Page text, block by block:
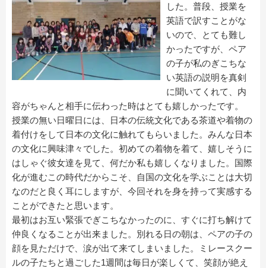
した。普段、授業を
英語で訳すことがな
いので、とても難し
かったですが、ペア
の子が私のぎこちな
い英語の説明を真剣
に聞いてくれて、内
容がちゃんと相手に伝わった時はとても嬉しかったです。
授業の無い日曜日には、日本の伝統文化である茶道や着物の
着付けをして日本の文化に触れてもらいました。みんな日本
の文化に興味津々でした。初めての着物を着て、嬉しそうに
はしゃぐ彼女達を見て、何だか私も嬉しくなりました。国際
化が進むこの時代だからこそ、自国の文化を学ぶことは大切
なのだと良く耳にしますが、今回それを身を持って実感する
ことができたと思います。
最初はお互い緊張でぎこちなかったのに、すぐに打ち解けて
仲良くなることが出来ました。別れる日の朝は、ペアの子の
顔を見ただけで、涙が出て来てしまいました。ミレースクー
ルの子たちと過ごした1週間は毎日が楽しくて、笑顔が絶え